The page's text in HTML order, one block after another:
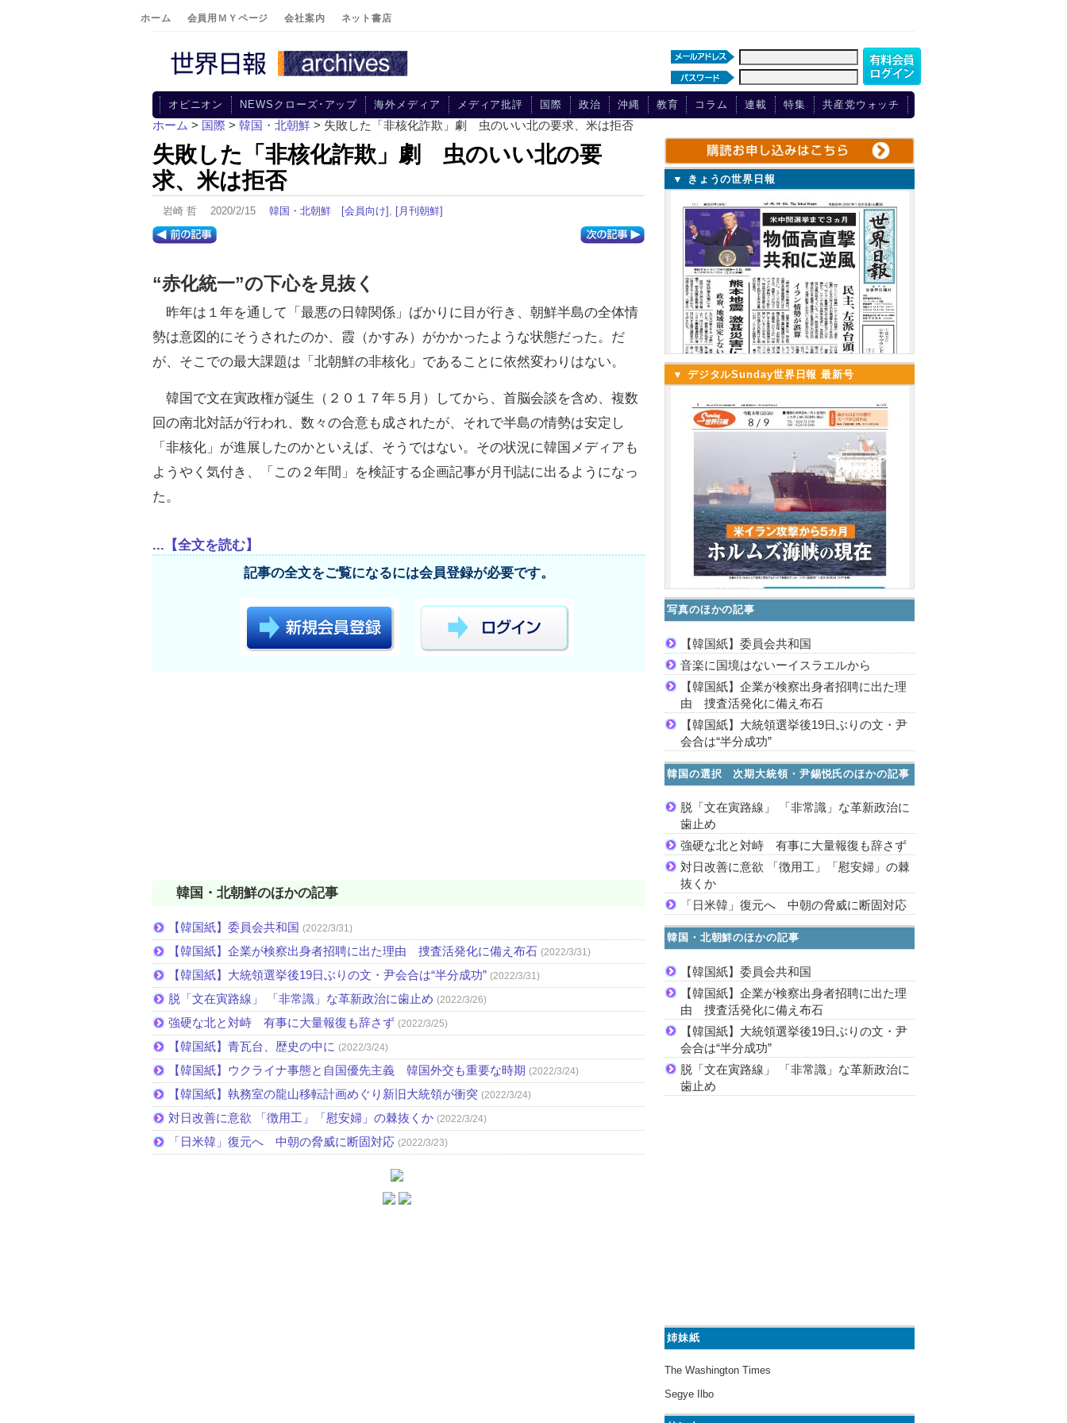
ホーム 会員用ＭＹページ 会社案内 ネット書店
オピニオン NEWSクローズ･アップ 海外メディア メディア批評 国際 政治 沖縄 教育 コラム 連載 特集 共産党ウォッチ
ホーム > 国際 > 韓国・北朝鮮 > 失敗した「非核化詐欺」劇 虫のいい北の要求、米は拒否
失敗した「非核化詐欺」劇 虫のいい北の要
求、米は拒否
岩崎 哲 2020/2/15 韓国・北朝鮮 [会員向け] , [月刊朝鮮]
“赤化統一”の下心を見抜く
昨年は１年を通して「最悪の日韓関係」ばかりに目が行き、朝鮮半島の全体情
勢は意図的にそうされたのか、霞（かすみ）がかかったような状態だった。だ
が、そこでの最大課題は「北朝鮮の非核化」であることに依然変わりはない。
韓国で文在寅政権が誕生（２０１７年５月）してから、首脳会談を含め、複数
回の南北対話が行われ、数々の合意も成されたが、それで半島の情勢は安定し
「非核化」が進展したのかといえば、そうではない。その状況に韓国メディアも
ようやく気付き、「この２年間」を検証する企画記事が月刊誌に出るようになっ
た。
...【全文を読む】
記事の全文をご覧になるには会員登録が必要です。
韓国・北朝鮮のほかの記事
【韓国紙】委員会共和国 (2022/3/31)
【韓国紙】企業が検察出身者招聘に出た理由 捜査活発化に備え布石 (2022/3/31)
【韓国紙】大統領選挙後19日ぶりの文・尹会合は“半分成功” (2022/3/31)
脱「文在寅路線」 「非常識」な革新政治に歯止め (2022/3/26)
強硬な北と対峙 有事に大量報復も辞さず (2022/3/25)
【韓国紙】青瓦台、歴史の中に (2022/3/24)
【韓国紙】ウクライナ事態と自国優先主義 韓国外交も重要な時期 (2022/3/24)
【韓国紙】執務室の龍山移転計画めぐり新旧大統領が衝突 (2022/3/24)
対日改善に意欲 「徴用工」「慰安婦」の棘抜くか (2022/3/24)
「日米韓」復元へ 中朝の脅威に断固対応 (2022/3/23)
▼ きょうの世界日報
▼ デジタルSunday世界日報 最新号
写真のほかの記事
【韓国紙】委員会共和国
音楽に国境はないーイスラエルから
【韓国紙】企業が検察出身者招聘に出た理
由 捜査活発化に備え布石
【韓国紙】大統領選挙後19日ぶりの文・尹
会合は“半分成功”
韓国の選択 次期大統領・尹錫悦氏のほかの記事
脱「文在寅路線」 「非常識」な革新政治に
歯止め
強硬な北と対峙 有事に大量報復も辞さず
対日改善に意欲 「徴用工」「慰安婦」の棘
抜くか
「日米韓」復元へ 中朝の脅威に断固対応
韓国・北朝鮮のほかの記事
【韓国紙】委員会共和国
【韓国紙】企業が検察出身者招聘に出た理
由 捜査活発化に備え布石
【韓国紙】大統領選挙後19日ぶりの文・尹
会合は“半分成功”
脱「文在寅路線」 「非常識」な革新政治に
歯止め
姉妹紙
The Washington Times
Segye Ilbo